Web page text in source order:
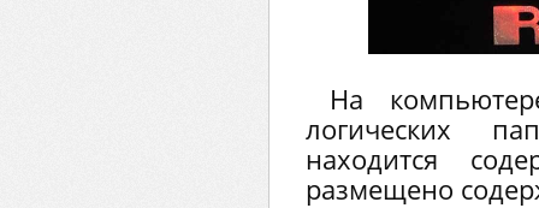
На
логических
находится
размещено